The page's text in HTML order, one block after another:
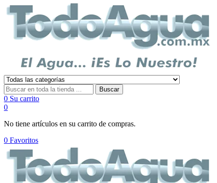
Buscar
0 Su carrito
0
No tiene artículos en su carrito de compras.
0 Favoritos